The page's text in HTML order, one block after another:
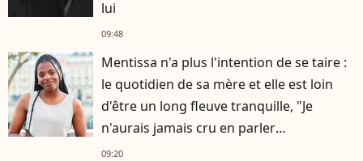
lui
09:48
Mentissa n'a plus l'intention de se taire :
le quotidien de sa mère et elle est loin
d'être un long fleuve tranquille, "Je
n'aurais jamais cru en parler
publiquement"
09:20